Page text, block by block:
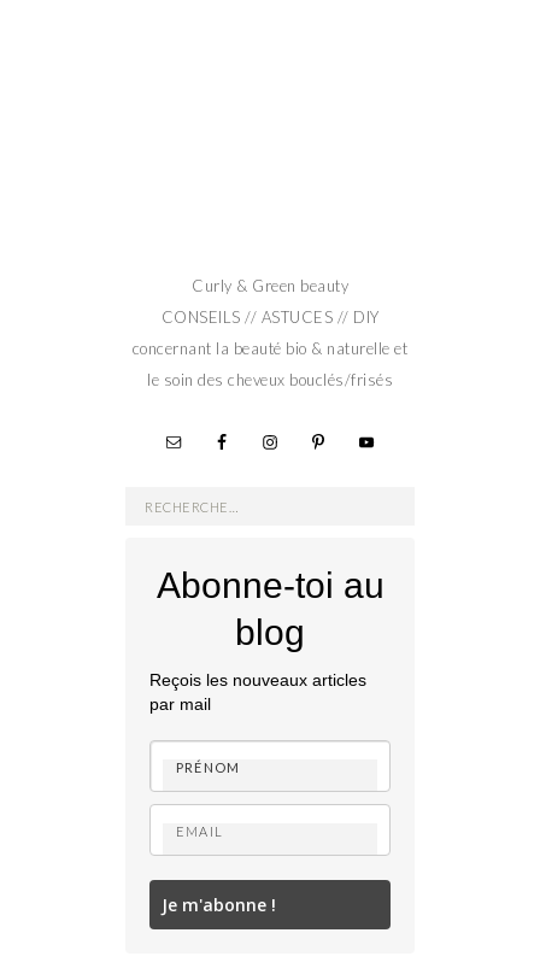
Curly & Green beauty
CONSEILS // ASTUCES // DIY
concernant la beauté bio & naturelle et
le soin des cheveux bouclés/frisés
Rechercher :
Abonne-toi au
blog
Reçois les nouveaux articles
par mail
Je m'abonne !